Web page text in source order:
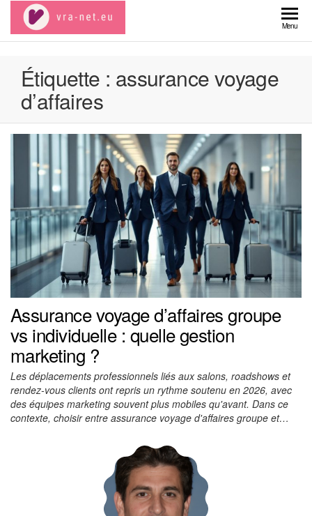
the
Menu
Étiquette : assurance voyage
d’affaires
Assurance voyage d’affaires groupe
vs individuelle : quelle gestion
marketing ?
Les déplacements professionnels liés aux salons, roadshows et
rendez-vous clients ont repris un rythme soutenu en 2026, avec
des équipes marketing souvent plus mobiles qu'avant. Dans ce
contexte, choisir entre assurance voyage d'affaires groupe et…